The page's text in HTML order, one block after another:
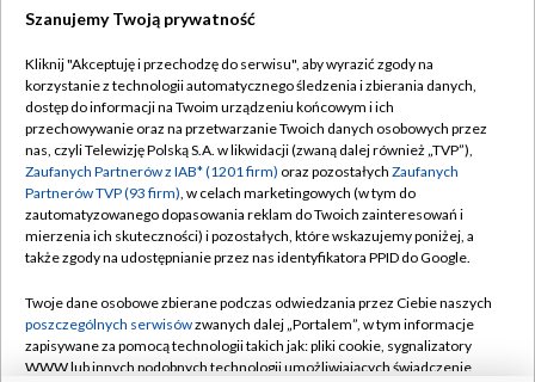
TVP
Abonament TVP
Emisja w TVP
Centrum informacji TVP
Naziemna Telewizja Cyfrowa
Rada Programowa
System NOS
Regulamin TVP
Polityka prywatności
Moje zgody
Pomoc
Kontakt
Szanujemy Twoją prywatność
Kliknij "Akceptuję i przechodzę do serwisu", aby wyrazić zgody na
korzystanie z technologii automatycznego śledzenia i zbierania danych,
dostęp do informacji na Twoim urządzeniu końcowym i ich
przechowywanie oraz na przetwarzanie Twoich danych osobowych przez
nas, czyli Telewizję Polską S.A. w likwidacji (zwaną dalej również „TVP”),
Zaufanych Partnerów z IAB* (1201 firm) oraz pozostałych Zaufanych
Partnerów TVP (93 firm), w celach marketingowych (w tym do
zautomatyzowanego dopasowania reklam do Twoich zainteresowań i
mierzenia ich skuteczności) i pozostałych, które wskazujemy poniżej, a
także zgody na udostępnianie przez nas identyfikatora PPID do Google.
Twoje dane osobowe zbierane podczas odwiedzania przez Ciebie naszych
poszczególnych serwisówzwanych dalej „Portalem”, w tym informacje
zapisywane za pomocą technologii takich jak: pliki cookie, sygnalizatory
WWW lub innych podobnych technologii umożliwiających świadczenie